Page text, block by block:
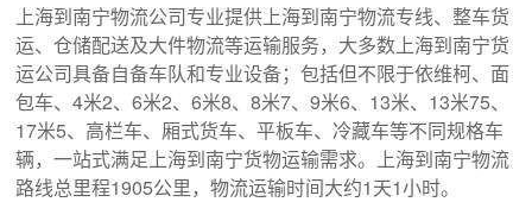
上海到南宁物流公司专业提供上海到南宁物流专线、整车货
运、仓储配送及大件物流等运输服务，大多数上海到南宁货
运公司具备自备车队和专业设备；包括但不限于依维柯、面
包车、4米2、6米2、6米8、8米7、9米6、13米、13米75、
17米5、高栏车、厢式货车、平板车、冷藏车等不同规格车
辆，一站式满足上海到南宁货物运输需求。上海到南宁物流
路线总里程1905公里，物流运输时间大约1天1小时。